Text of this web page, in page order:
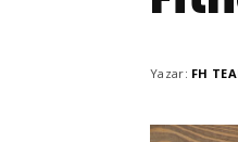
Yazar: FH